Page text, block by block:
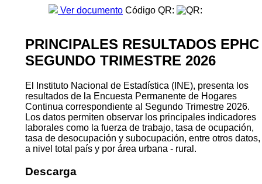
Ver documento Código QR:
PRINCIPALES RESULTADOS EPHC
SEGUNDO TRIMESTRE 2026
El Instituto Nacional de Estadística (INE), presenta los
resultados de la Encuesta Permanente de Hogares
Continua correspondiente al Segundo Trimestre 2026.
Los datos permiten observar los principales indicadores
laborales como la fuerza de trabajo, tasa de ocupación,
tasa de desocupación y subocupación, entre otros datos,
a nivel total país y por área urbana - rural.
Descarga